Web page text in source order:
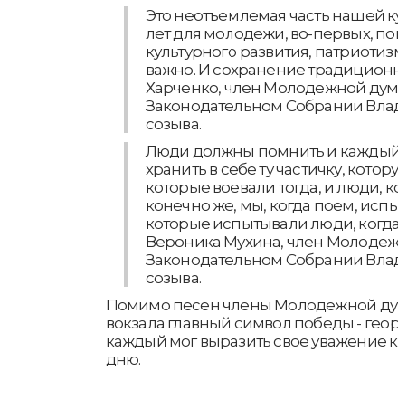
Это неотъемлемая часть нашей
лет для молодежи, во-первых,
культурного развития,
важно. И сохранение
Харченко, член Молодежной
Законодательном Собрании
созыва.
Люди должны помнить и
хранить в себе ту частичку,
которые воевали тогда, и люди,
конечно же, мы, когда поем,
которые испытывали люди,
Вероника Мухина, член
Законодательном Собрании
созыва.
Помимо песен члены Молодежной
вокзала главный символ победы -
каждый мог выразить свое уважение
дню.